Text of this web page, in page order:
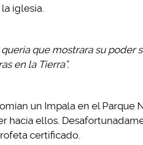
iglesia.
que mostrara su poder
en la Tierra”.
un Impala en el Parque
hacia ellos.
certificado.